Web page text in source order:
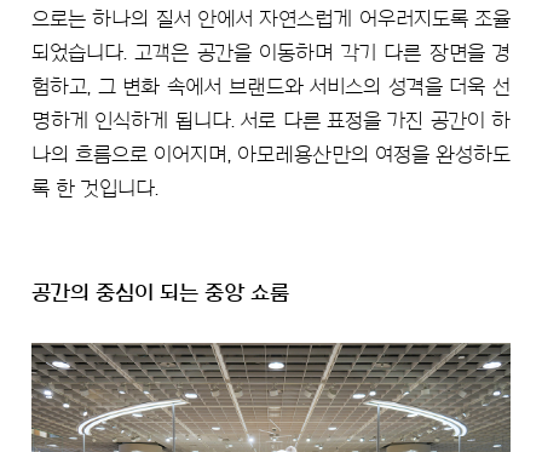
으로는 하나의 질서 안에서 자연스럽게 어우러지도록 조율
되었습니다. 고객은 공간을 이동하며 각기 다른 장면을 경
험하고, 그 변화 속에서 브랜드와 서비스의 성격을 더욱 선
명하게 인식하게 됩니다. 서로 다른 표정을 가진 공간이 하
나의 흐름으로 이어지며, 아모레용산만의 여정을 완성하도
록 한 것입니다.
공간의 중심이 되는 중앙 쇼룸